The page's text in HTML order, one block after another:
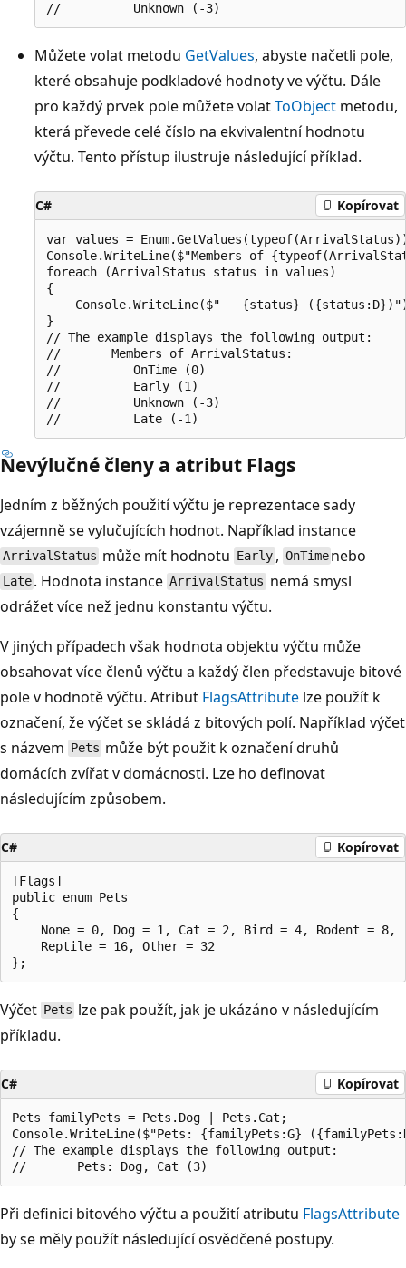
Můžete volat metodu GetValues, abyste načetli pole,
které obsahuje podkladové hodnoty ve výčtu. Dále
pro každý prvek pole můžete volatToObject metodu,
která převede celé číslo na ekvivalentní hodnotu
výčtu. Tento přístup ilustruje následující příklad.
C# Kopírovat
var values =
Console.WriteLine($"Members of
foreach (ArrivalStatus status in values)
{
Console.WriteLine($"   {status}
}
// The example displays the following output:
//       Members of ArrivalStatus:
//          OnTime (0)
//          Early (1)
//          Unknown (-3)
Nevýlučné členy a atribut Flags
Jedním z běžných použití výčtu je reprezentace sady
vzájemně se vylučujících hodnot. Například instance
ArrivalStatus může mít hodnotu Early, OnTime nebo
Late . Hodnota instance ArrivalStatus nemá smysl
odrážet více než jednu konstantu výčtu.
V jiných případech však hodnota objektu výčtu může
obsahovat více členů výčtu a každý člen představuje bitové
pole v hodnotě výčtu. Atribut FlagsAttribute lze použít k
označení, že výčet se skládá z bitových polí. Například výčet
s názvem Pets může být použit k označení druhů
domácích zvířat v domácnosti. Lze ho definovat
následujícím způsobem.
C# Kopírovat
[Flags]
public enum Pets
{
    None = 0, Dog = 1, Cat = 2, Bird = 4, Rodent = 8,
    Reptile = 16, Other = 32
Výčet Pets lze pak použít, jak je ukázáno v následujícím
příkladu.
C# Kopírovat
Pets familyPets = Pets.Dog | Pets.Cat;
Console.WriteLine($"Pets: {familyPets:G}
// The example displays the following output:
Při definici bitového výčtu a použití atributu FlagsAttribute
by se měly použít následující osvědčené postupy.